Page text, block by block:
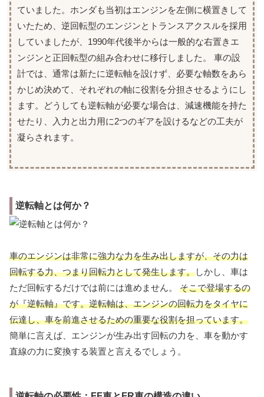
ていました。ホンダも当初はエンジンを左側に横置きして
いたため、逆回転型のエンジンとトランスアクスルを採用
していましたが、1990年代後半からは一般的な右置きエ
ンジンと正回転型の組み合わせに移行しました。 車の設
計では、通常は新たに逆転軸を設けず、必要な軸数をあら
かじめ決めて、それぞれの軸に役割を分担させるようにし
ます。どうしても逆転軸が必要な場合は、減速機能を持た
せたり、入力と出力用に2つのギアを設けるなどの工夫が
凝らされます。
逆転軸とは何か？
車のエンジンは非常に強力な力を生み出しますが、その力は
回転する力、つまり回転力として発生します。しかし、車は
ただ回転するだけでは前には進めません。 そこで登場するの
が『逆転軸』です。逆転軸は、エンジンの回転力をタイヤに
伝達し、車を前進させるための重要な役割を担っています。
簡単に言えば、エンジンが生み出す回転の力を、車を動かす
直線の力に変換する装置と言えるでしょう。